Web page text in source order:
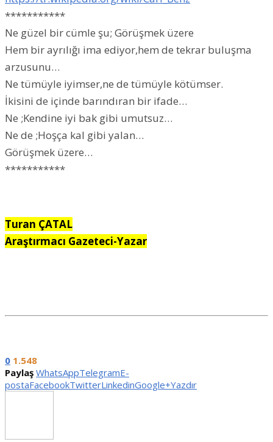
***********
Ne güzel bir cümle şu; Görüşmek üzere
Hem bir ayrılığı ima ediyor,hem de tekrar buluşma
arzusunu…
Ne tümüyle iyimser,ne de tümüyle kötümser.
İkisini de içinde barındıran bir ifade…
Ne ;Kendine iyi bak gibi umutsuz…
Ne de ;Hoşça kal gibi yalan…
Görüşmek üzere…
***********
Turan ÇATAL
Araştırmacı Gazeteci-Yazar
0 1.548
Paylaş WhatsAppTelegramE-
postaFacebookTwitterLinkedinGoogle+Yazdır